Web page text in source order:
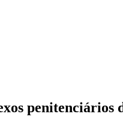
penitenciários